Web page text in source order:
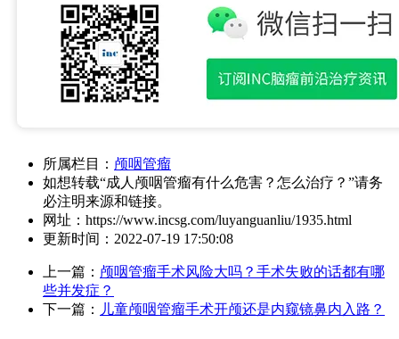
所属栏目： 颅咽管瘤
如想转载“成人颅咽管瘤有什么危害？怎么治疗？”请务
必注明来源和链接。
网址： https://www.incsg.com/luyanguanliu/1935.html
更新时间： 2022-07-19 17:50:08
上一篇： 颅咽管瘤手术风险大吗？手术失败的话都有哪
些并发症？
下一篇：
儿童颅咽管瘤手术开颅还是内窥镜鼻内入路？